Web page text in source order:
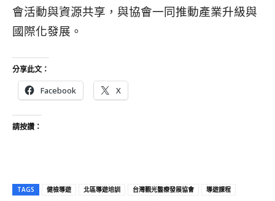
會活動與資源共享，與協會一同推動產業升級與
國際化發展。
分享此文：
Facebook X
請按讚：
TAGS 健檢導遊 北區導遊培訓 台灣觀光醫療發展協會
導遊課程